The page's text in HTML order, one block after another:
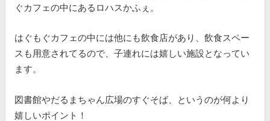
ぐカフェの中にあるロハスかふぇ。
はぐもぐカフェの中には他にも飲食店があり、飲食スペー
スも用意されてるので、子連れには嬉しい施設となってい
ます。
図書館やだるまちゃん広場のすぐそば、というのが何より
嬉しいポイント！